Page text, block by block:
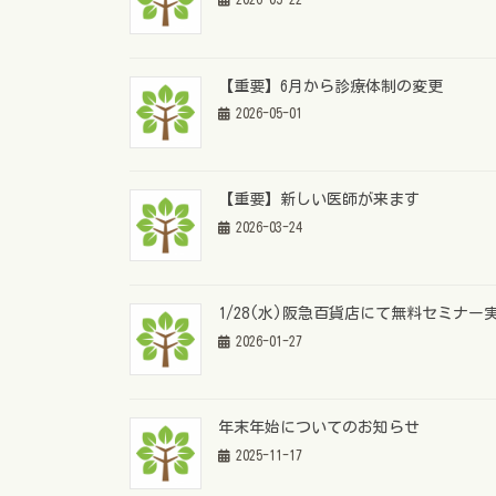
【重要】6月から診療体制の変更
2026-05-01
【重要】新しい医師が来ます
2026-03-24
1/28(水)阪急百貨店にて無料セミナー
2026-01-27
年末年始についてのお知らせ
2025-11-17